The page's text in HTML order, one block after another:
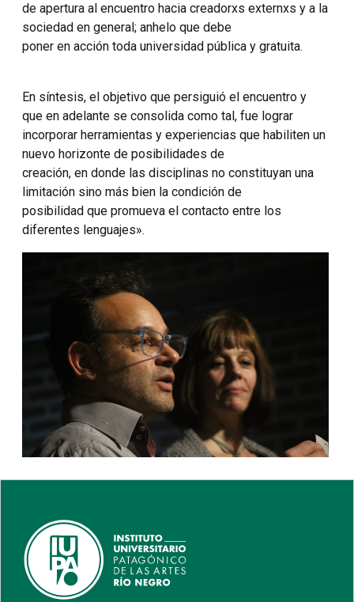
de apertura al encuentro hacia creadorxs externxs y a la
sociedad en general; anhelo que debe
poner en acción toda universidad pública y gratuita.
En síntesis, el objetivo que persiguió el encuentro y
que en adelante se consolida como tal, fue lograr
incorporar herramientas y experiencias que habiliten un
nuevo horizonte de posibilidades de
creación, en donde las disciplinas no constituyan una
limitación sino más bien la condición de
posibilidad que promueva el contacto entre los
diferentes lenguajes».